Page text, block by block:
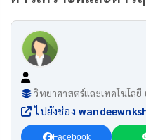
วิทยาศาสตร์และเทคโนโล
ไปยังช่อง
Facebook